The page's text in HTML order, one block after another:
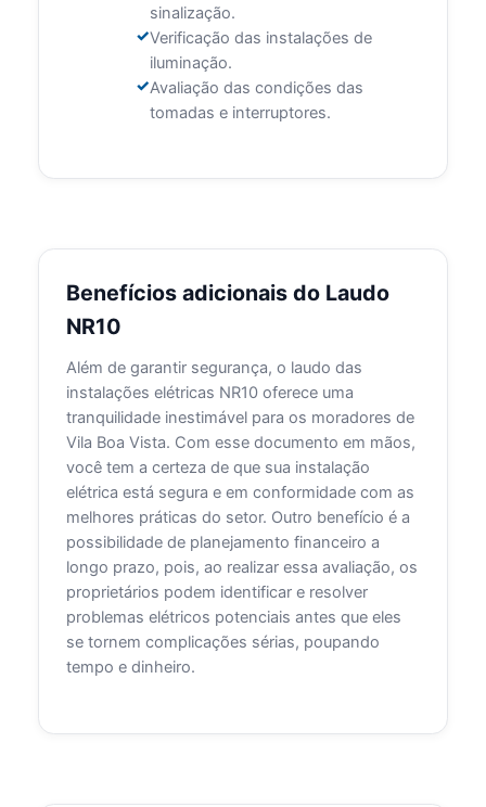
sinalização.
Verificação das instalações de
iluminação.
Avaliação das condições das
tomadas e interruptores.
Benefícios adicionais do Laudo
NR10
Além de garantir segurança, o laudo das
instalações elétricas NR10 oferece uma
tranquilidade inestimável para os moradores de
Vila Boa Vista. Com esse documento em mãos,
você tem a certeza de que sua instalação
elétrica está segura e em conformidade com as
melhores práticas do setor. Outro benefício é a
possibilidade de planejamento financeiro a
longo prazo, pois, ao realizar essa avaliação, os
proprietários podem identificar e resolver
problemas elétricos potenciais antes que eles
se tornem complicações sérias, poupando
tempo e dinheiro.